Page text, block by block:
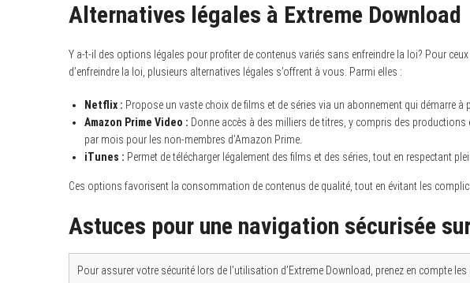
Alternatives légales à Extreme Download
Y a-t-il des options légales pour profiter de contenus variés sans enfreindre la loi? Pour
d’enfreindre la loi, plusieurs alternatives légales s’offrent à vous. Parmi elles :
Netflix : Propose un vaste choix de films et de séries via un abonnement qui démarre à
Amazon Prime Video : Donne accès à des milliers de titres, y compris des
par mois pour les non-membres d’Amazon Prime.
iTunes : Permet de télécharger légalement des films et des séries, tout en respectant
Ces options favorisent la consommation de contenus de qualité, tout en évitant les
Astuces pour une navigation sécurisée
Pour assurer votre sécurité lors de l’utilisation d’Extreme Download, prenez en compte